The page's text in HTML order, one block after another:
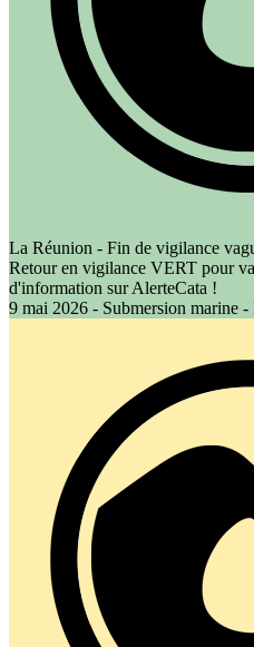
La Réunion - Fin de vigilance
Retour en vigilance VERT pour
d'information sur AlerteCata !
9 mai 2026 - Submersion marine